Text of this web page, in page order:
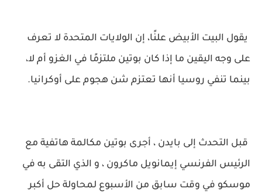
يقول البيت الأبيض علنًا، إن الولايات المتحدة لا تعرف
على وجه اليقين ما إذا كان بوتين ملتزمًا في الغزو أم لا،
بينما تنفي روسيا أنها تعتزم شن هجوم على أوكرانيا.
قبل التحدث إلى بايدن ، أجرى بوتين مكالمة هاتفية مع
الرئيس الفرنسي إيمانويل ماكرون ، و الذي التقى به في
موسكو في وقت سابق من الأسبوع لمحاولة حل أكبر